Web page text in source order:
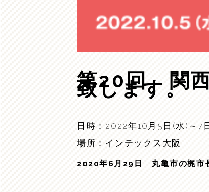
第20回 関西
致します。
日時： 2022年10 月5日 (水 ) ～7
場所：インテックス大阪
2020年6月29日 丸亀市の梶市